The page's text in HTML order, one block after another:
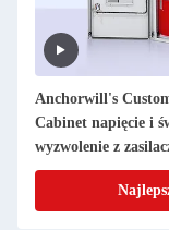
Anchorwill's
Cabinet napięcie i
wyzwolenie z